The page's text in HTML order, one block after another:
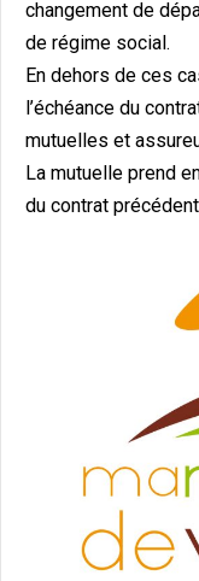
changement de
de régime social.
En dehors de ces
l’échéance du
mutuelles et
La mutuelle prend
du contrat